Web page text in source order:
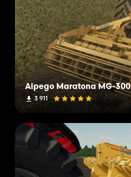
Alpego Maratona MG-300
3 911